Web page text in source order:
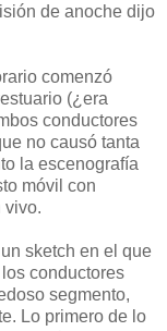
de anoche dijo
comenzó
(¿era
conductores
no causó tanta
la escenografía
móvil con
vivo.
sketch en el que
conductores
segmento,
Lo primero de lo